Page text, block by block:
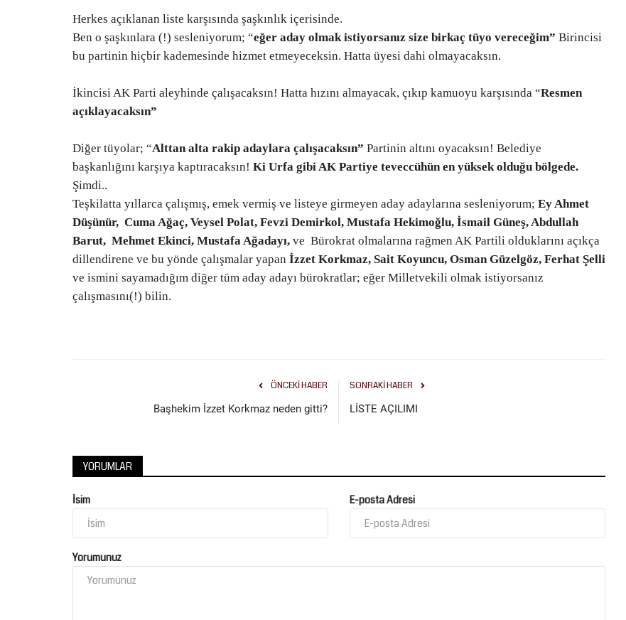
Herkes açıklanan liste karşısında şaşkınlık içerisinde.
Ben o şaşkınlara (!) sesleniyorum; “eğer aday olmak istiyorsanız size birkaç tüyo vereceğim” Birincisi
bu partinin hiçbir kademesinde hizmet etmeyeceksin. Hatta üyesi dahi olmayacaksın.
İkincisi AK Parti aleyhinde çalışacaksın! Hatta hızını almayacak, çıkıp kamuoyu karşısında “Resmen
açıklayacaksın”
Diğer tüyolar; “Alttan alta rakip adaylara çalışacaksın” Partinin altını oyacaksın! Belediye
başkanlığını karşıya kaptıracaksın! Ki Urfa gibi AK Partiye teveccühün en yüksek olduğu bölgede.
Şimdi..
Teşkilatta yıllarca çalışmış, emek vermiş ve listeye girmeyen aday adaylarına sesleniyorum; Ey Ahmet
Düşünür, Cuma Ağaç, Veysel Polat, Fevzi Demirkol, Mustafa Hekimoğlu, İsmail Güneş, Abdullah
Barut, Mehmet Ekinci, Mustafa Ağadayı, ve Bürokrat olmalarına rağmen AK Partili olduklarını açıkça
dillendirene ve bu yönde çalışmalar yapan İzzet Korkmaz, Sait Koyuncu, Osman Güzelgöz, Ferhat Şelli
ve ismini sayamadığım diğer tüm aday adayı bürokratlar; eğer Milletvekili olmak istiyorsanız
çalışmasını(!) bilin.
ÖNCEKI HABER
Başhekim İzzet Korkmaz neden gitti?
SONRAKI HABER
LİSTE AÇILIMI
YORUMLAR
İsim E-posta Adresi
Yorumunuz
Büyükşehir’in Voleybol Kursu Kız
Çocuklarının İlgi Odağı...
26 Yaşındaki Hastaya Hayat Sanatı: